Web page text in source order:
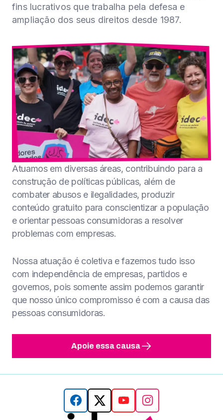
fins lucrativos que trabalha pela defesa e
ampliação dos seus direitos desde 1987.
Atuamos em diversas áreas, contribuindo para a
construção de políticas públicas, além de
combater abusos e ilegalidades, produzir
conteúdo gratuito para conscientizar a população
e orientar pessoas consumidoras a resolver
problemas com empresas.
Nossa atuação é coletiva e fazemos tudo isso
com independência de empresas, partidos e
governos, pois somente assim podemos garantir
que nosso único compromisso é com a causa das
pessoas consumidoras.
Apoie essa causa